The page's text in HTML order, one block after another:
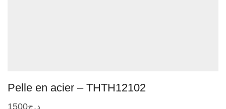
Pelle en acier – THTH12102
د.ج1500